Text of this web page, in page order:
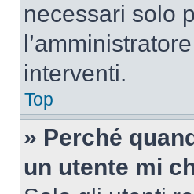
necessari solo
interventi.
Top
» Perché
un utente mi